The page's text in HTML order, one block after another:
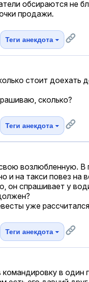
обсираются не
продажи.
Теги анекдота
стоит доехать
сколько?
Теги анекдота
возлюбленную. В
и на такси повез на
он спрашивает у
уже
Теги анекдота
в один